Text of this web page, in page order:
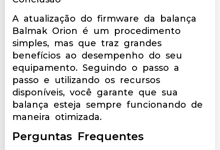
A atualização do firmware da balança
Balmak Orion é um procedimento
simples, mas que traz grandes
benefícios ao desempenho do seu
equipamento. Seguindo o passo a
passo e utilizando os recursos
disponíveis, você garante que sua
balança esteja sempre funcionando de
maneira otimizada.
Perguntas Frequentes